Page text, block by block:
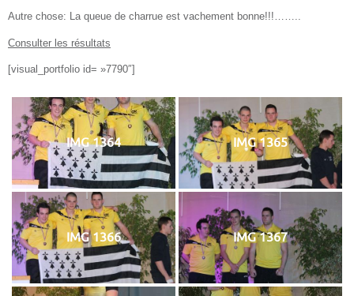
Autre chose: La queue de charrue est vachement bonne!!!……..
Consulter les résultats
[visual_portfolio id= »7790″]
IMG 1364 IMG 1365
IMG 1366 IMG 1367